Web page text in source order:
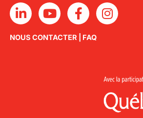
L
i
n
k
Y
o
u
t
F
a
c
e
I
n
r
a
m
NOUS CONTACTER FAQ